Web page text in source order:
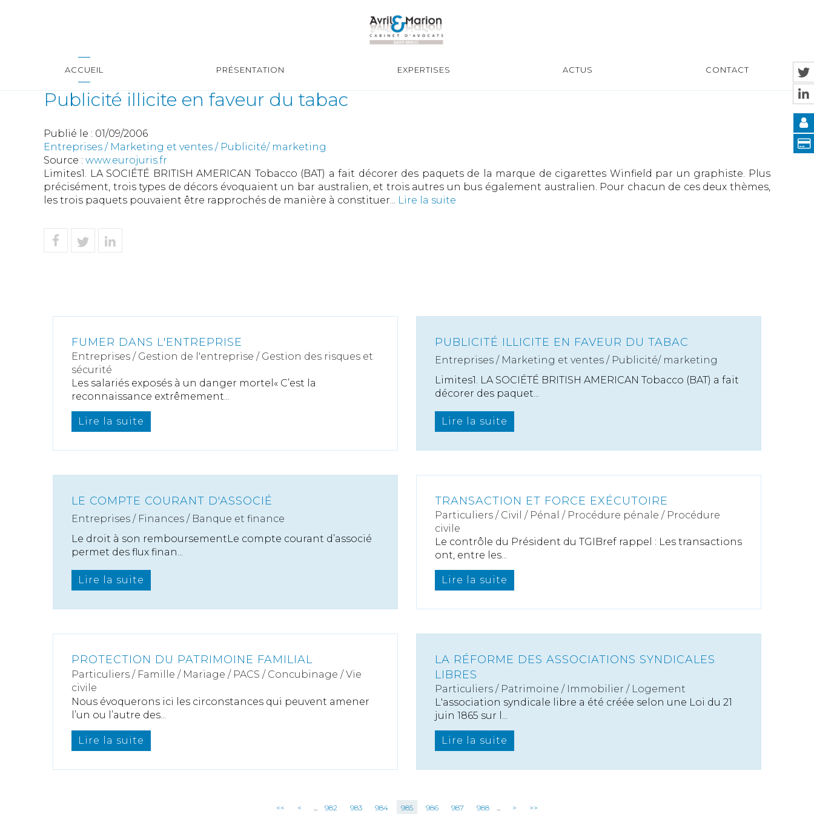
ACCUEIL PRÉSENTATION EXPERTISES ACTUS CONTACT
Publicité illicite en faveur du tabac
Publié le : 01/09/2006
Entreprises / Marketing et ventes / Publicité/ marketing
Source : www.eurojuris.fr
Limites1. LA SOCIÉTÉ BRITISH AMERICAN Tobacco (BAT) a fait décorer des paquets de la marque de cigarettes Winfield par un graphiste. Plus
précisément, trois types de décors évoquaient un bar australien, et trois autres un bus également australien. Pour chacun de ces deux thèmes,
les trois paquets pouvaient être rapprochés de manière à constituer... Lire la suite
FUMER DANS L'ENTREPRISE
Entreprises / Gestion de l'entreprise / Gestion des risques et
sécurité
Les salariés exposés à un danger mortel« C’est la
reconnaissance extrêmement...
Lire la suite
PUBLICITÉ ILLICITE EN FAVEUR DU TABAC
Entreprises / Marketing et ventes / Publicité/ marketing
Limites1. LA SOCIÉTÉ BRITISH AMERICAN Tobacco (BAT) a fait
décorer des paquet...
Lire la suite
LE COMPTE COURANT D'ASSOCIÉ
Entreprises / Finances / Banque et finance
Le droit à son remboursementLe compte courant d’associé
permet des flux finan...
Lire la suite
TRANSACTION ET FORCE EXÉCUTOIRE
Particuliers / Civil / Pénal / Procédure pénale / Procédure
civile
Le contrôle du Président du TGIBref rappel : Les transactions
ont, entre les...
Lire la suite
PROTECTION DU PATRIMOINE FAMILIAL
Particuliers / Famille / Mariage / PACS / Concubinage / Vie
civile
Nous évoquerons ici les circonstances qui peuvent amener
l’un ou l’autre des...
Lire la suite
LA RÉFORME DES ASSOCIATIONS SYNDICALES
LIBRES
Particuliers / Patrimoine / Immobilier / Logement
L'association syndicale libre a été créée selon une Loi du 21
juin 1865 sur l...
Lire la suite
<< < ... 982 983 984 985 986 987 988 ... > >>